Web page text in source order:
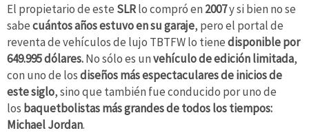
El propietario de este SLRlo compró en 2007y si bien no se
sabecuántos años estuvo en su garaje, pero el portal de
reventa de vehículos de lujo TBTFW lo tienedisponible por
649.995 dólares.No sólo es unvehículo de edición limitada,
con uno de losdiseños más espectaculares de inicios de
este siglo, sino que también fue conducido por uno de
los baquetbolistas más grandes de todos los tiempos:
Michael Jordan.